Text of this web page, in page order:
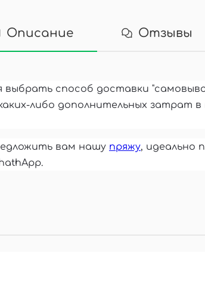
Описание Отзывы
способ доставки
либо дополнительных затрат
вам нашу пряжу, идеально